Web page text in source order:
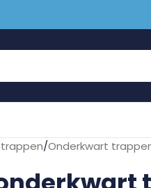
/Onderkwart